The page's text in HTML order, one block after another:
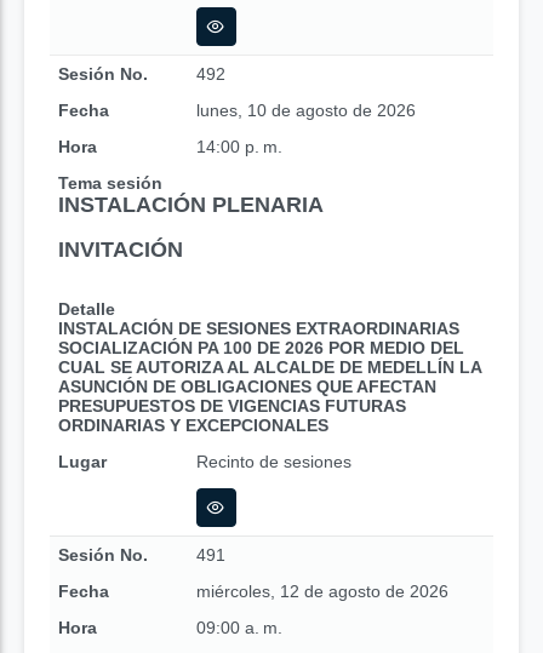
Sesión No.
492
Fecha
lunes, 10 de agosto de 2026
Hora
14:00 p. m.
Tema sesión
INSTALACIÓN PLENARIA
INVITACIÓN
Detalle
INSTALACIÓN DE SESIONES EXTRAORDINARIAS
SOCIALIZACIÓN PA 100 DE 2026 POR MEDIO DEL
CUAL SE AUTORIZA AL ALCALDE DE MEDELLÍN LA
ASUNCIÓN DE OBLIGACIONES QUE AFECTAN
PRESUPUESTOS DE VIGENCIAS FUTURAS
ORDINARIAS Y EXCEPCIONALES
Lugar
Recinto de sesiones
Sesión No.
491
Fecha
miércoles, 12 de agosto de 2026
Hora
09:00 a. m.